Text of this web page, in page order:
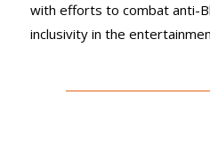
with efforts to combat anti-
inclusivity in the